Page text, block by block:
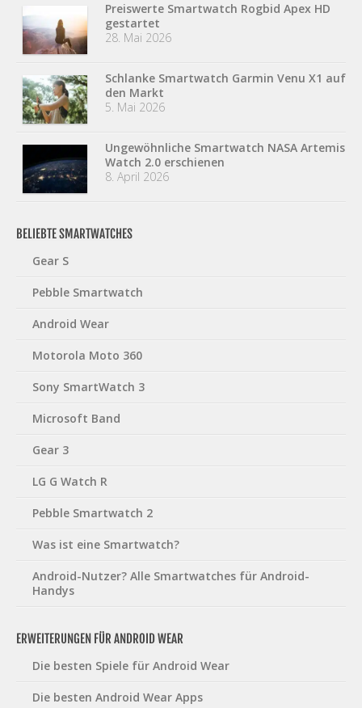
Preiswerte Smartwatch Rogbid Apex HD
gestartet
28. Mai 2026
Schlanke Smartwatch Garmin Venu X1 auf
den Markt
5. Mai 2026
Ungewöhnliche Smartwatch NASA Artemis
Watch 2.0 erschienen
8. April 2026
BELIEBTE SMARTWATCHES
Gear S
Pebble Smartwatch
Android Wear
Motorola Moto 360
Sony SmartWatch 3
Microsoft Band
Gear 3
LG G Watch R
Pebble Smartwatch 2
Was ist eine Smartwatch?
Android-Nutzer? Alle Smartwatches für Android-
Handys
ERWEITERUNGEN FÜR ANDROID WEAR
Die besten Spiele für Android Wear
Die besten Android Wear Apps